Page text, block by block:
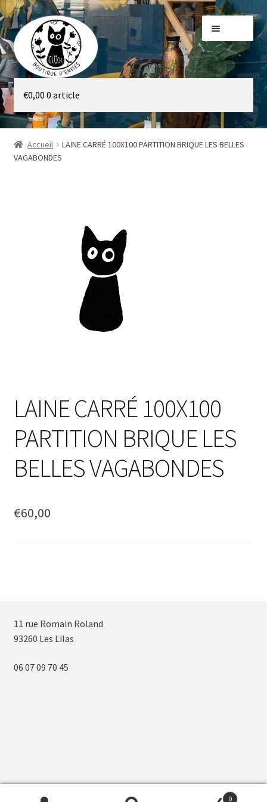
Aller
à
la
navigation
Aller
au
contenu
Galerie
Boutique
€0,00 0 article
Accueil
LAINE CARRÉ 100X100 PARTITION BRIQUE LES BELLES
VAGABONDES
LAINE CARRÉ 100X100
PARTITION BRIQUE LES
BELLES VAGABONDES
€60,00
11 rue Romain Roland
93260 Les Lilas
06 07 09 70 45
0